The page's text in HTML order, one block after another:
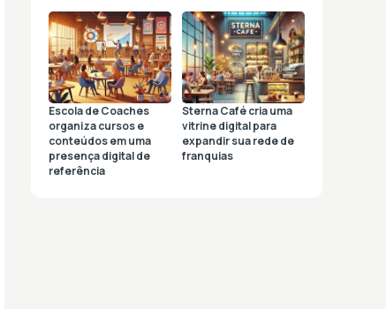
Escola de Coaches
organiza cursos e
conteúdos em uma
presença digital de
referência
Sterna Café cria uma
vitrine digital para
expandir sua rede de
franquias